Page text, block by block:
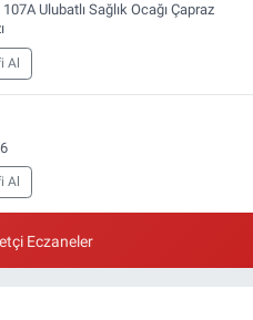
Ulubatlı Sağlık Ocağı Çapraz
Al
Al
Eczaneler